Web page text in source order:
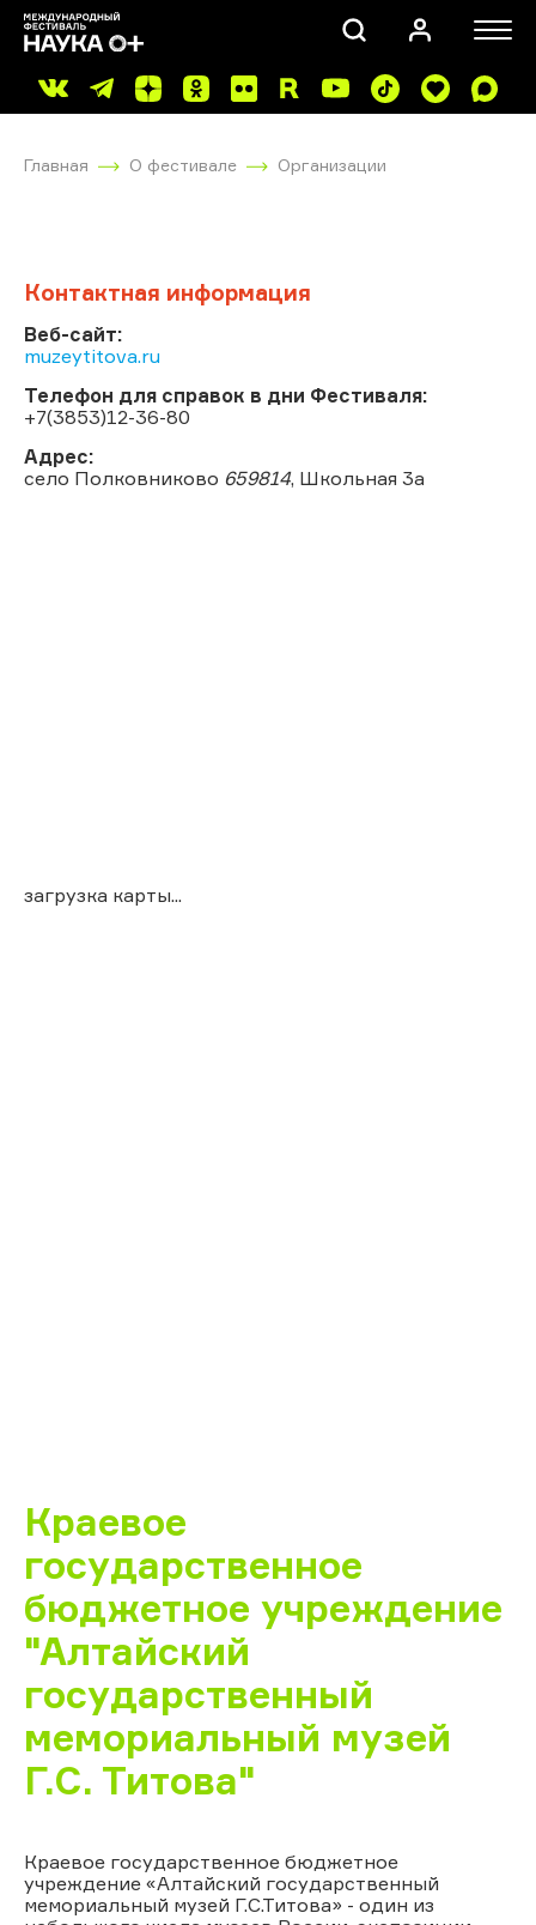
Главная О фестивале Организации
Контактная информация
Веб-сайт:
muzeytitova.ru
Телефон для справок в дни Фестиваля:
+7(3853)12-36-80
Адрес:
село Полковниково 659814, Школьная 3а
загрузка карты...
Краевое
государственное
бюджетное учреждение
"Алтайский
государственный
мемориальный музей
Г.С. Титова"
Краевое государственное бюджетное
учреждение «Алтайский государственный
мемориальный музей Г.С.Титова» - один из